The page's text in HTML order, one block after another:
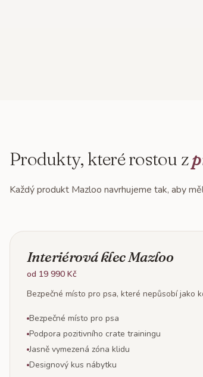
Produkty, které rostou z
Každý produkt Mazloo navrhujeme tak, aby
Interiérová klec Mazloo
od 19 990 Kč
Bezpečné místo pro psa, které nepůsobí jako
Bezpečné místo pro psa
Podpora pozitivního crate trainingu
Jasně vymezená zóna klidu
Designový kus nábytku